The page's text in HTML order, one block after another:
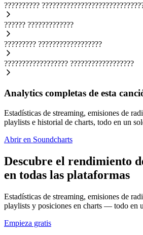
??????????
?????? ?????????????
????????? ??????????????????
?????????????????? ??????????????????
Analytics completas de esta
Estadísticas de streaming, emisiones de
playlists e historial de charts, todo en un
Abrir en Soundcharts
Descubre el rendimiento
en todas las plataformas
Estadísticas de streaming, emisiones de
playlists y posiciones en charts — todo en
Empieza gratis